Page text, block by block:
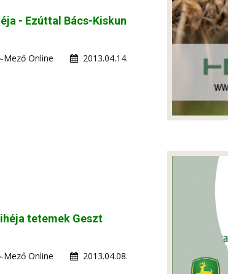
- Ezúttal Bács-Kiskun
Mező Online 2013.04.14.
tetemek Geszt
Mező Online 2013.04.08.